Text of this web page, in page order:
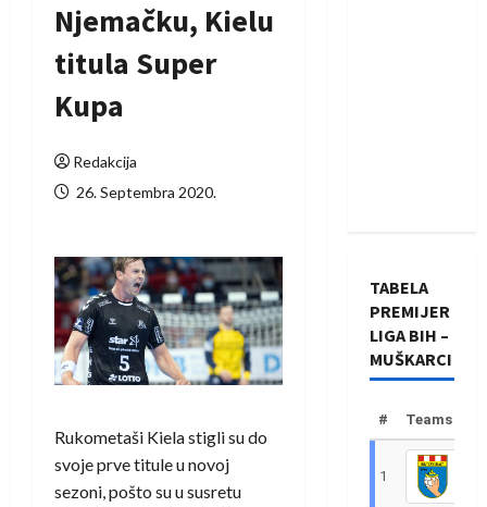
Njemačku, Kielu
titula Super
Kupa
Redakcija
26. Septembra 2020.
Rukometaši Kiela stigli su do
svoje prve titule u novoj
sezoni, pošto su u susretu
TABELA
PREMIJER
LIGA BIH –
MUŠKARCI
# Teams
1